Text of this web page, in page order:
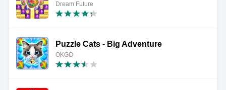
Dream Future
Puzzle Cats - Big Adventure
OKGO